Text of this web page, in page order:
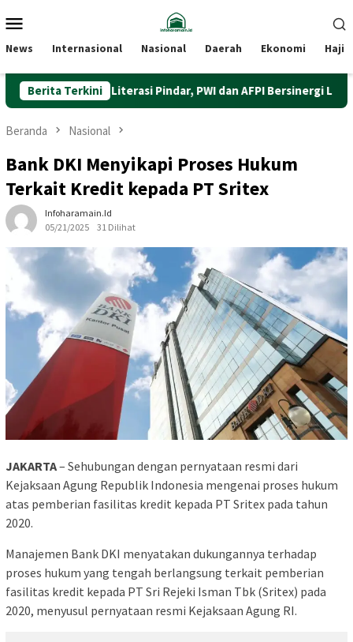
ke
Mobile
News Internasional Nasional Daerah Ekonomi Haji
Berita Terkini
Perkuat Literasi Pindar, PWI dan AFPI Bersinergi Lindungi
Beranda Nasional
Bank DKI Menyikapi Proses Hukum
Terkait Kredit kepada PT Sritex
Infoharamain.id
05/21/2025
31 Dilihat
JAKARTA– Sehubungan dengan pernyataan resmi dari
Kejaksaan Agung Republik Indonesia mengenai proses hukum
atas pemberian fasilitas kredit kepada PT Sritex pada tahun
2020.
Manajemen Bank DKI menyatakan dukungannya terhadap
proses hukum yang tengah berlangsung terkait pemberian
fasilitas kredit kepada PT Sri Rejeki Isman Tbk (Sritex) pada
2020, menyusul pernyataan resmi Kejaksaan Agung RI.